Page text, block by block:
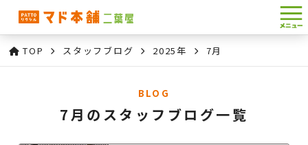
TOP スタッフブログ 2025年 7月
BLOG
7月のスタッフブログ一覧